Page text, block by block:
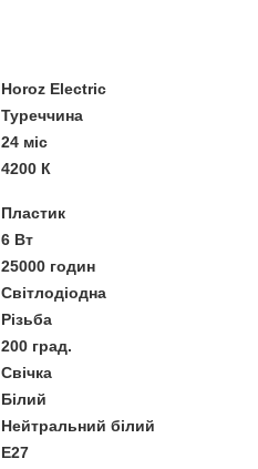
Horoz Electric
Туреччина
24 міс
4200 К
Пластик
6 Вт
25000 годин
Світлодіодна
Різьба
200 град.
Свічка
Білий
Нейтральний білий
E27